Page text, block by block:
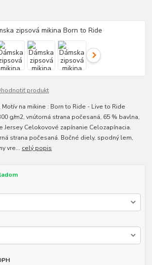
produkt
Motív na mikine : Born to Ride - Live to Ride
g/m2, vnútorná strana počesaná, 65 % bavlna,
Jersey Celokovové zapínanie Celozapínacia.
strana počesaná. Bočné diely, spodný lem,
vre... celý popis